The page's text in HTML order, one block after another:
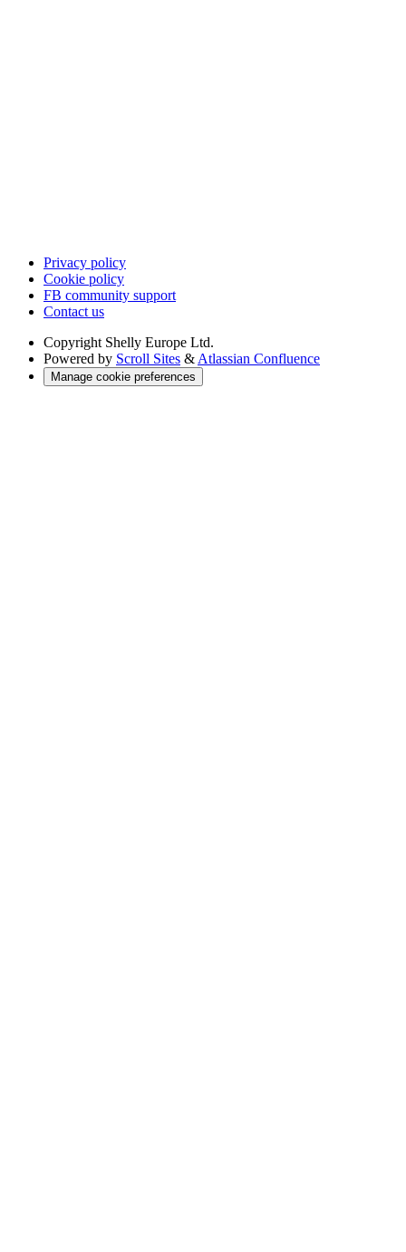
Privacy policy
Cookie policy
FB community support
Contact us
Copyright Shelly Europe Ltd.
Powered by Scroll Sites & Atlassian Confluence
Manage cookie preferences